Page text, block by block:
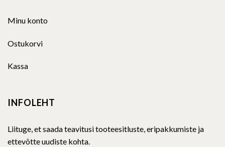
Minu konto
Ostukorvi
Kassa
INFOLEHT
Liituge, et saada teavitusi tooteesitluste, eripakkumiste ja
ettevõtte uudiste kohta.